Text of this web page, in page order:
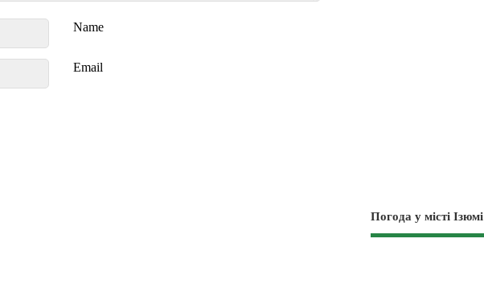
Name
Email
Погода у місті Ізюмі